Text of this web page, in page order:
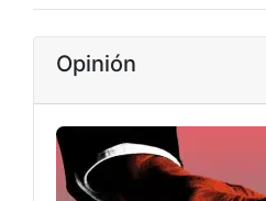
Opinión